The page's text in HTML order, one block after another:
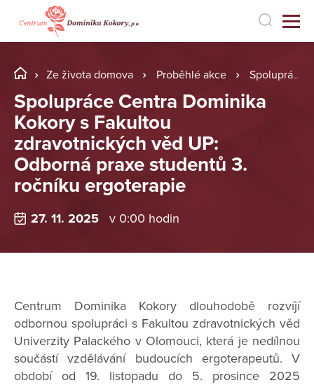
Ze života domova Proběhlé akce Spolupráce Centra Dominika Kokory s Fakultou zdravotnických věd UP: Odborná praxe studentů 3. ročník
Spolupráce Centra Dominika
Kokory s Fakultou
zdravotnických věd UP:
Odborná praxe studentů 3.
ročníku ergoterapie
27. 11. 2025 v 0:00 hodin
Centrum Dominika Kokory dlouhodobě rozvíjí
odbornou spolupráci s Fakultou zdravotnických věd
Univerzity Palackého v Olomouci, která je nedílnou
součástí vzdělávání budoucích ergoterapeutů. V
období od 19. listopadu do 5. prosince 2025